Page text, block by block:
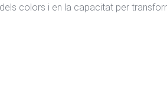
colors i en la capacitat per